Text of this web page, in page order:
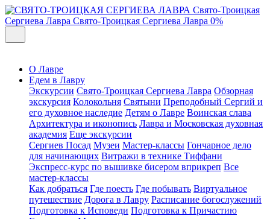
Свято-Троицкая
Сергиева Лавра Свято-Троицкая Сергиева Лавра 0%
О Лавре
Едем в Лавру
Экскурсии Свято-Троицкая Сергиева Лавра Обзорная
экскурсия Колокольня Святыни Преподобный Сергий и
его духовное наследие Детям о Лавре Воинская слава
Архитектура и иконопись Лавра и Московская духовная
академия Еще экскурсии
Сергиев Посад Музеи Мастер-классы Гончарное дело
для начинающих Витражи в технике Тиффани
Экспресс-курс по вышивке бисером вприкреп Все
мастер-классы
Как добраться Где поесть Где побывать Виртуальное
путешествие Дорога в Лавру Расписание богослужений
Подготовка к Исповеди Подготовка к Причастию